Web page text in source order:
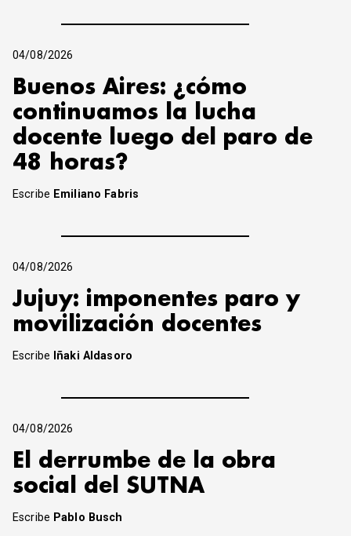
04/08/2026
Buenos Aires: ¿cómo
continuamos la lucha
docente luego del paro de
48 horas?
Escribe Emiliano Fabris
04/08/2026
Jujuy: imponentes paro y
movilización docentes
Escribe Iñaki Aldasoro
04/08/2026
El derrumbe de la obra
social del SUTNA
Escribe Pablo Busch